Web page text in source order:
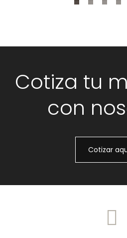
Cotiza tu
con
Cotizar